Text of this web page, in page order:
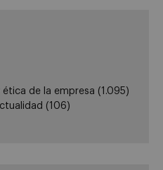
ética de la empresa (1.095)
(106)